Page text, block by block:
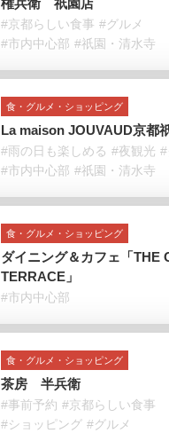
権兵衛 祇園店
#京都らしい食事 #グルメ
#市内中心部 #祇園・清水寺
食・グルメ・ショッピング
La maison JOUVAUD京都
#雨の日も楽しめる #夜観光 #
#市内中心部 #祇園・清水寺
食・グルメ・ショッピング
ダイニング＆カフェ「THE
TERRACE」
#市内中心部
食・グルメ・ショッピング
茶房 半兵衛
#事前予約 #京都らしい食事
#ショッピング #グルメ